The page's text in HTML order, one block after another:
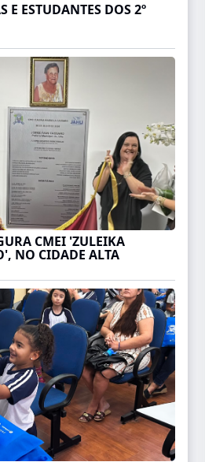
E ESTUDANTES DOS 2º
CMEI 'ZULEIKA
NO CIDADE ALTA